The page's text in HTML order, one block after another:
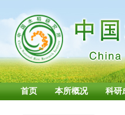
首页 本所概况 科研